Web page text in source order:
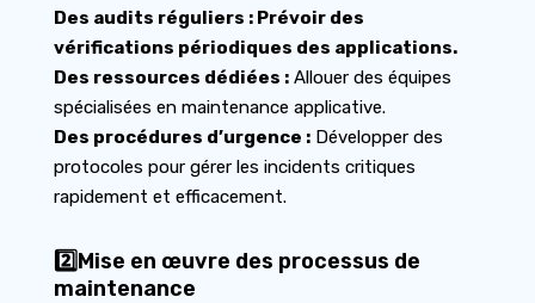
Des audits réguliers : Prévoir des
vérifications périodiques des applications.
Des ressources dédiées :Allouer des équipes
spécialisées en maintenance applicative.
Des procédures d’urgence :Développer des
protocoles pour gérer les incidents critiques
rapidement et efficacement.
2️⃣Mise en œuvre des processus de
maintenance